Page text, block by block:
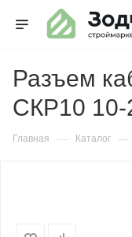
Разъем
СКР10
Главная — Каталог —